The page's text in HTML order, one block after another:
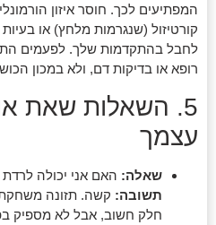
המפתיעים לכך. חוסר איזון
קורטיזול (שנגרמות מלחץ) או
לחבל בהתקדמות שלך. לפעמים
רופא או בדיקות דם, ולא במכון
5. השאלות שאת
עצמך
שאלה: האם אני יכולה
תשובה: קשה. תזונה
חלק חשוב, אבל לא מספיק